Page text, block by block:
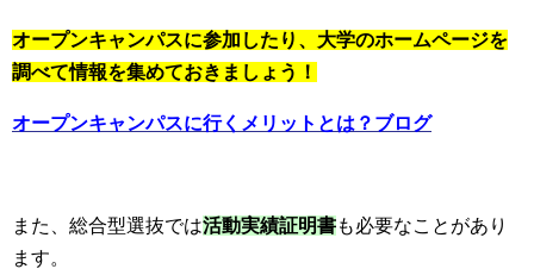
オープンキャンパスに参加したり、大学のホームページを
調べて情報を集めておきましょう！
オープンキャンパスに行くメリットとは？ブログ
また、総合型選抜では活動実績証明書も必要なことがあり
ます。